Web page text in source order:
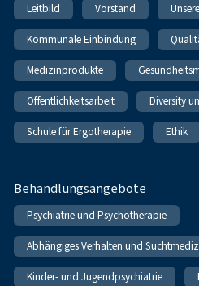
Leitbild Vorstand
Kommunale Einbindung
Medizinprodukte
Öffentlichkeitsarbeit Diversity
Schule für Ergotherapie Ethik
Behandlungsangebote
Psychiatrie und Psychotherapie
Abhängiges Verhalten und
Kinder- und Jugendpsychiatrie